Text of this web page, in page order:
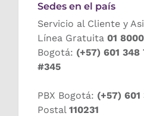
Sedes en el país
Servicio al Cliente y
Línea Gratuita 01
Bogotá: (+57) 601 348
#345
PBX Bogotá: (+57) 601
Postal 110231